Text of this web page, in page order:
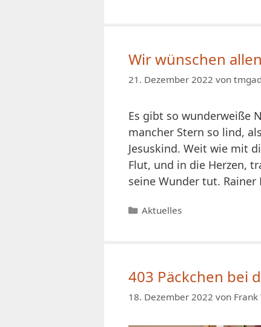
Wir wünschen
21. Dezember 2022 von
Es gibt so wunderweiße
mancher Stern so lind,
Jesuskind. Weit wie mit
Flut, und in die Herzen,
seine Wunder tut.
Kategorien
Aktuelles
403 Päckchen bei
18. Dezember 2022 von